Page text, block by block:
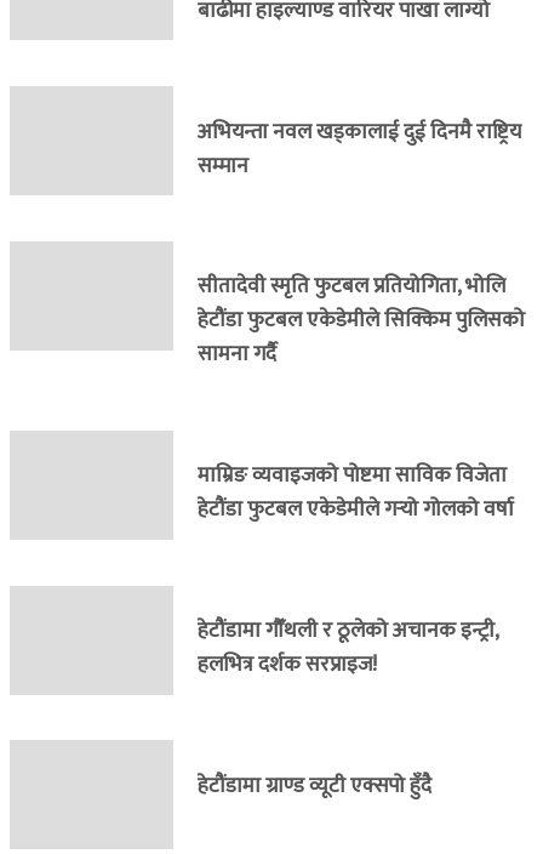
बाढीमा हाइल्याण्ड वारियर पाखा लाग्यो
अभियन्ता नवल खड्कालाई दुई दिनमै राष्ट्रिय
सम्मान
सीतादेवी स्मृति फुटबल प्रतियोगिता, भोलि
हेटौंडा फुटबल एकेडेमीले सिक्किम पुलिसको
सामना गर्दै
माम्रिङ व्यवाइजको पोष्टमा साविक विजेता
हेटौंडा फुटबल एकेडेमीले गर्‍यो गोलको वर्षा
हेटौंडामा गौँथली र ठूलेको अचानक इन्ट्री,
हलभित्र दर्शक सरप्राइज!
हेटौंडामा ग्राण्ड व्यूटी एक्सपो हुँदै